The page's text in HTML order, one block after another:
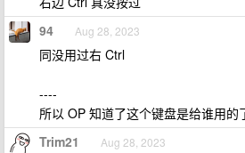
94 Aug 28, 2023
同没用过右 Ctrl
----
所以 OP 知道了这个键盘是给谁用的
Trim21 Aug 28, 2023